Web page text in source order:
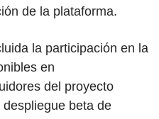
de la plataforma.
la participación en la
en
del proyecto
beta de